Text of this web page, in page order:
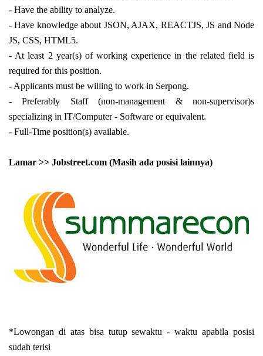
- Have the ability to analyze.
- Have knowledge about JSON, AJAX, REACTJS, JS and Node
JS, CSS, HTML5.
- At least 2 year(s) of working experience in the related field is
required for this position.
- Applicants must be willing to work in Serpong.
- Preferably Staff (non-management & non-supervisor)s
specializing in IT/Computer - Software or equivalent.
- Full-Time position(s) available.
Lamar >> Jobstreet.com (Masih ada posisi lainnya)
*Lowongan di atas bisa tutup sewaktu - waktu apabila posisi
sudah terisi